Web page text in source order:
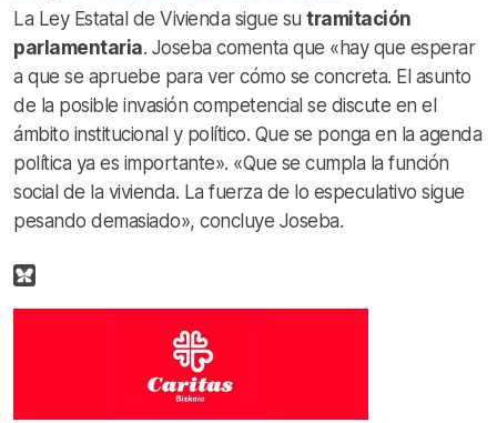
La Ley Estatal de Vivienda sigue su tramitación
parlamentaria. Joseba comenta que «hay que esperar
a que se apruebe para ver cómo se concreta. El asunto
de la posible invasión competencial se discute en el
ámbito institucional y político. Que se ponga en la agenda
política ya es importante». «Que se cumpla la función
social de la vivienda. La fuerza de lo especulativo sigue
pesando demasiado», concluye Joseba.